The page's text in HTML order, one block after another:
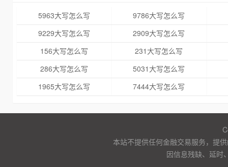
5963大写怎么写
9786大写怎么写
9229大写怎么写
2909大写怎么写
156大写怎么写
231大写怎么写
286大写怎么写
5031大写怎么写
1965大写怎么写
7444大写怎么写
本站不提供任何金融交易服务，提
因信息残缺、延时